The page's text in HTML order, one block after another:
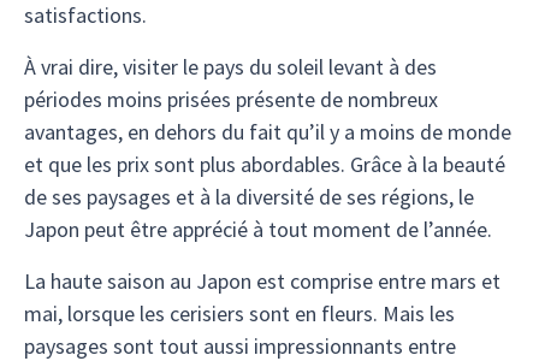
satisfactions.
À vrai dire, visiter le pays du soleil levant à des
périodes moins prisées présente de nombreux
avantages, en dehors du fait qu’il y a moins de monde
et que les prix sont plus abordables. Grâce à la beauté
de ses paysages et à la diversité de ses régions, le
Japon peut être apprécié à tout moment de l’année.
La haute saison au Japon est comprise entre mars et
mai, lorsque les cerisiers sont en fleurs. Mais les
paysages sont tout aussi impressionnants entre